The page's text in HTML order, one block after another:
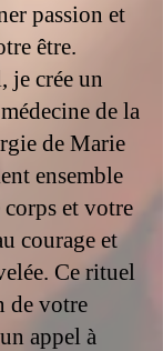
passion et
être.
je crée un
de la
de Marie
ensemble
et votre
courage et
Ce rituel
de votre
appel à